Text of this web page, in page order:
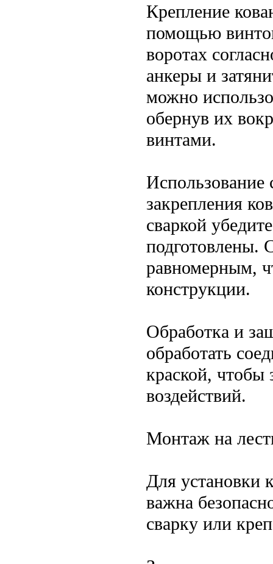
Крепление
помощью
воротах
анкеры и
можно
обернув их
винтами.
Использование
закрепления
сваркой
подготовлены.
равномерным,
конструкции.
Обработка и
обработать
краской,
воздействий.
Монтаж на
Для установки
важна
сварку или